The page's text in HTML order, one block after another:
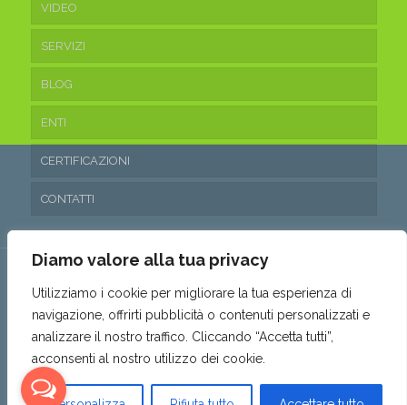
Diamo valore alla tua privacy
Utilizziamo i cookie per migliorare la tua esperienza di
navigazione, offrirti pubblicità o contenuti personalizzati e
analizzare il nostro traffico. Cliccando “Accetta tutti”,
acconsenti al nostro utilizzo dei cookie.
VIDEO
SERVIZI
BLOG
ENTI
CERTIFICAZIONI
CONTATTI
© 2016 Ecoteam Srl. • P.IVA 03315530653 • REA: SA- 288797 •
Powered by AMALFIWEB